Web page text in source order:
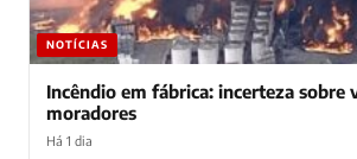
NOTÍCIAS
Incêndio em fábrica: incerteza sobre
moradores
Há 1 dia